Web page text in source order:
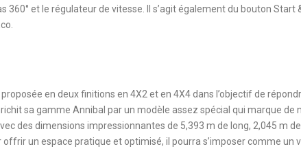
360° et le régulateur de vitesse. Il s’agit également du bouton
en deux finitions en 4X2 et en 4X4 dans l’objectif de
sa gamme Annibal par un modèle assez spécial qui marque de
des dimensions impressionnantes de 5,393 m de long, 2,045 m
un espace pratique et optimisé, il pourra s’imposer comme un